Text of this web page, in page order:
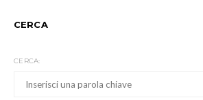
CERCA
CERCA: